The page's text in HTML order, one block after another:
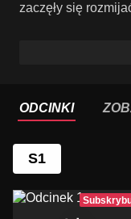
zaczęły się
ODCINKI
S1